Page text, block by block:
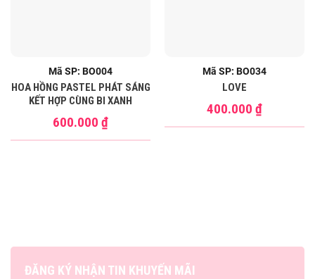
Mã SP: BO004
HOA HỒNG PASTEL PHÁT SÁNG
KẾT HỢP CÙNG BI XANH
600.000 ₫
Mã SP: BO034
LOVE
400.000 ₫
ĐĂNG KÝ NHẬN TIN KHUYẾN MÃI